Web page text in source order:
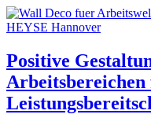
Positive